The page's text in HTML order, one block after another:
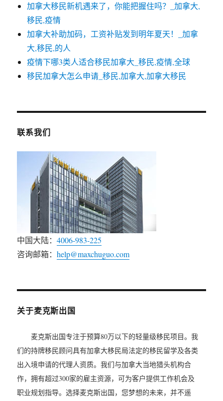
加拿大移民新机遇来了，你能把握住吗？_加拿大,
移民,疫情
加拿大补助加码，工资补贴发到明年夏天！_加拿
大,移民,的人
疫情下哪3类人适合移民加拿大_移民,疫情,全球
移民加拿大怎么申请_移民,加拿大,加拿大移民
联系我们
中国大陆：4006-983-225
咨询邮箱：help@maxchuguo.com
关于麦克斯出国
麦克斯出国专注于预算80万以下的轻量级移民项目。我
们的持牌移民顾问具有加拿大移民局法定的移民留学及各类
出入境申请的代理人资质。我们与加拿大当地猎头机构合
作，拥有超过300家的雇主资源，可为客户提供工作机会及
职业规划指导。选择麦克斯出国，您梦想的未来，并不遥